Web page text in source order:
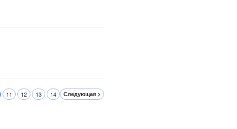
11 12 13 14 Следующая >